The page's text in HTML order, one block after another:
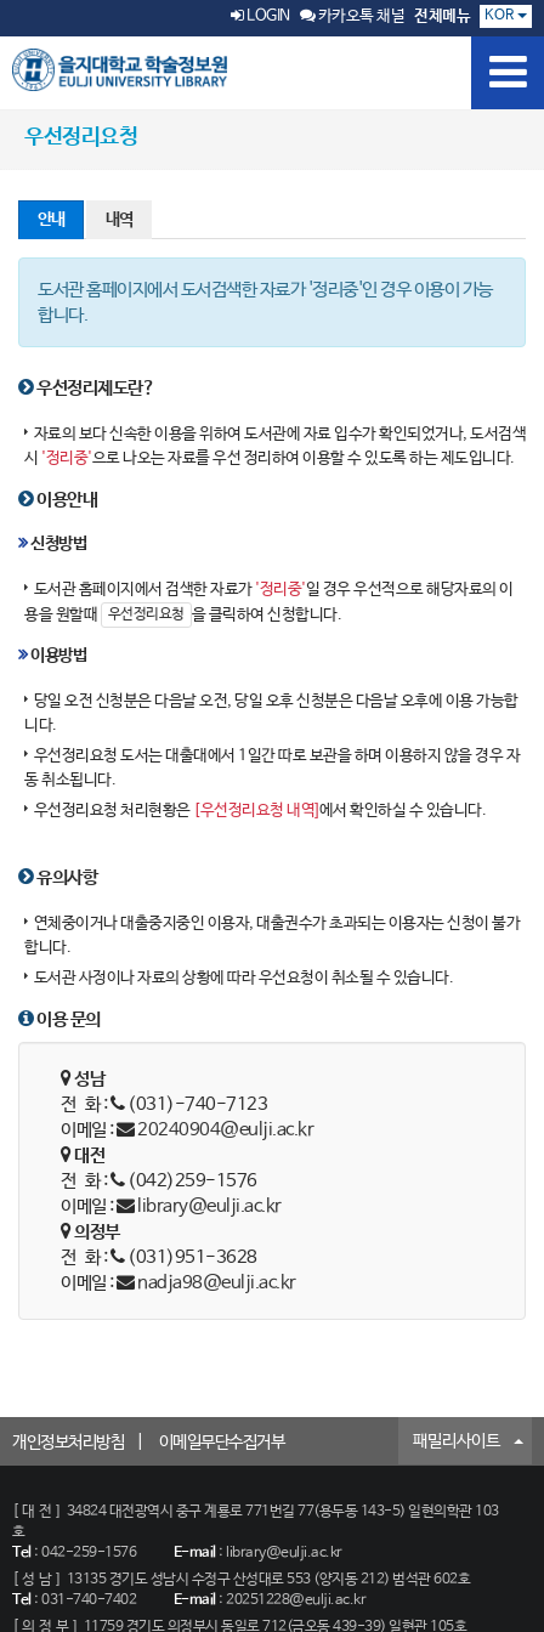
LOGIN 카카오톡 채널 전체메뉴 KOR
우선정리요청
안내 내역
도서관 홈페이지에서 도서검색한 자료가 '정리중'인 경우 이용이 가능
합니다.
우선정리제도란?
자료의 보다 신속한 이용을 위하여 도서관에 자료 입수가 확인되었거나, 도서검색
시 '정리중'으로 나오는 자료를 우선 정리하여 이용할 수 있도록 하는 제도입니다.
이용안내
신청방법
도서관 홈페이지에서 검색한 자료가 '정리중'일 경우 우선적으로 해당자료의 이
용을 원할때
우선정리요청 을 클릭하여 신청합니다.
이용방법
당일 오전 신청분은 다음날 오전, 당일 오후 신청분은 다음날 오후에 이용 가능합
니다.
우선정리요청 도서는 대출대에서 1일간 따로 보관을 하며 이용하지 않을 경우 자
동 취소됩니다.
우선정리요청 처리현황은 [우선정리요청 내역] 에서 확인하실 수 있습니다.
유의사항
연체중이거나 대출중지중인 이용자, 대출권수가 초과되는 이용자는 신청이 불가
합니다.
도서관 사정이나 자료의 상황에 따라 우선요청이 취소될 수 있습니다.
이용 문의
성남
전 화 :
(031)-740-7123
이메일 :
20240904@eulji.ac.kr
대전
전 화 :
(042)259-1576
이메일 :
library@eulji.ac.kr
의정부
전 화 :
(031)951-3628
이메일 :
nadja98@eulji.ac.kr
개인정보처리방침 이메일무단수집거부 패밀리사이트
[대전]
34824 대전광역시 중구 계룡로 771번길 77(용두동 143-5) 일현의학관 103
호
Tel: 042-259-1576 E-mail: library@eulji.ac.kr
[성남]
13135 경기도 성남시 수정구 산성대로 553 (양지동 212) 범석관 602호
Tel: 031-740-7402 E-mail: 20251228@eulji.ac.kr
[의정부]
11759 경기도 의정부시 동일로 712(금오동 439-39) 일현관 105호